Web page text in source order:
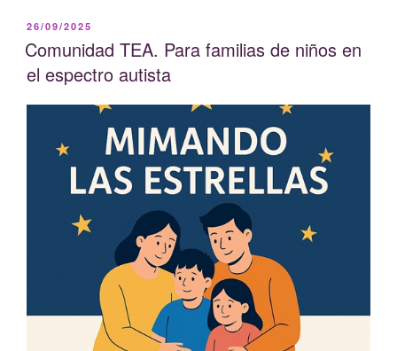
PUBLICADO
EL
26/09/2025
Comunidad TEA. Para familias de niños en
el espectro autista